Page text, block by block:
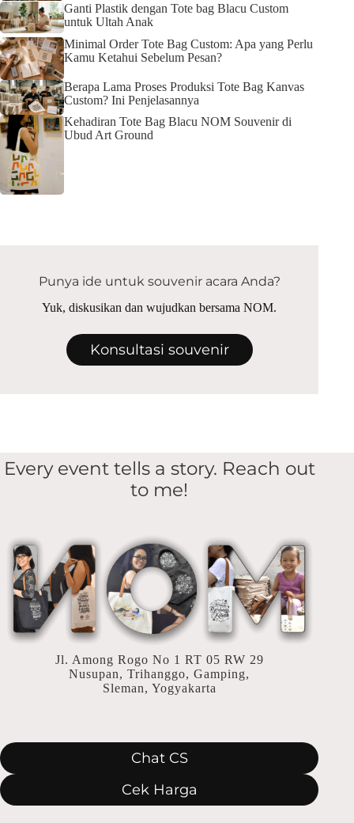
Ganti Plastik dengan Tote bag Blacu Custom
untuk Ultah Anak
Minimal Order Tote Bag Custom: Apa yang Perlu
Kamu Ketahui Sebelum Pesan?
Berapa Lama Proses Produksi Tote Bag Kanvas
Custom? Ini Penjelasannya
Kehadiran Tote Bag Blacu NOM Souvenir di
Ubud Art Ground
Punya ide untuk souvenir acara Anda?
Yuk, diskusikan dan wujudkan bersama NOM.
Konsultasi souvenir
Every event tells a story. Reach out
to me!
Jl. Among Rogo No 1 RT 05 RW 29
Nusupan, Trihanggo, Gamping,
Sleman, Yogyakarta
Chat CS
Cek Harga